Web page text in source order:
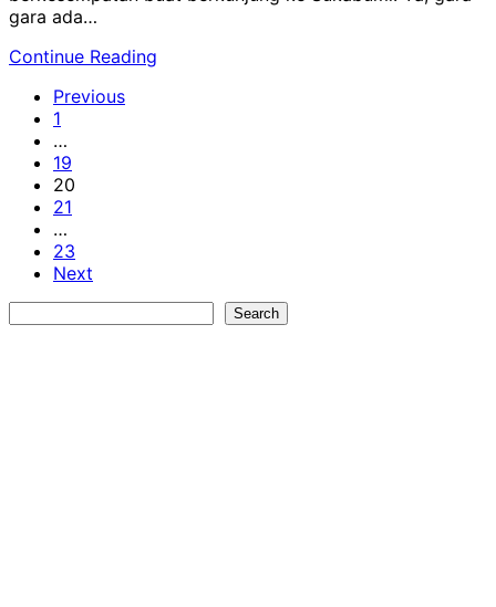
gara ada…
Continue Reading
Previous
1
…
19
20
21
…
23
Next
Search